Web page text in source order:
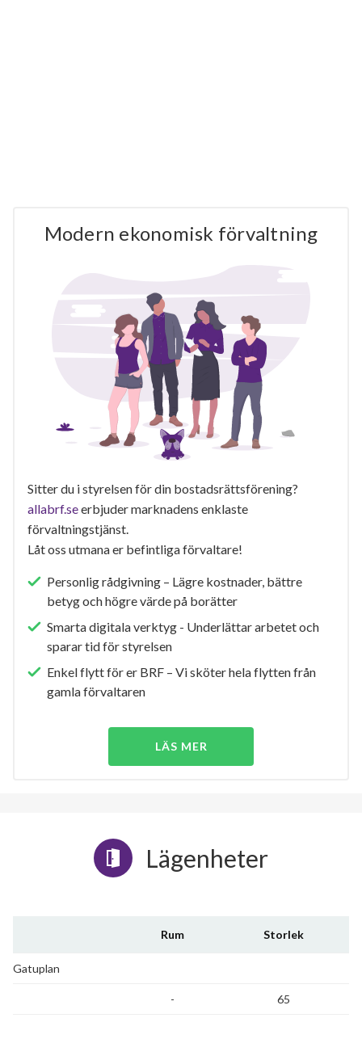
Modern ekonomisk förvaltning
Sitter du i styrelsen för din bostadsrättsförening?
allabrf.seerbjuder marknadens enklaste
förvaltningstjänst.
Låt oss utmana er befintliga förvaltare!
Personlig rådgivning – Lägre kostnader, bättre
betyg och högre värde på borätter
Smarta digitala verktyg - Underlättar arbetet och
sparar tid för styrelsen
Enkel flytt för er BRF – Vi sköter hela flytten från
gamla förvaltaren
LÄS MER
Lägenheter
Rum Storlek
Gatuplan
- 65